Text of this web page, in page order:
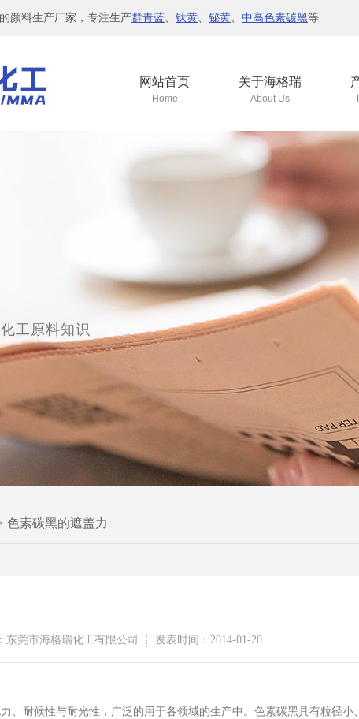
颜料生产厂家，专注生产群青蓝、 钛黄、 铋黄、 中高色素碳黑等
网站首页
Home
关于海格瑞
About Us
工原料知识
色素碳黑的遮盖力
东莞市海格瑞化工有限公司 发表时间：2014-01-20
、耐候性与耐光性，广泛的用于各领域的生产中。色素碳黑具有粒径